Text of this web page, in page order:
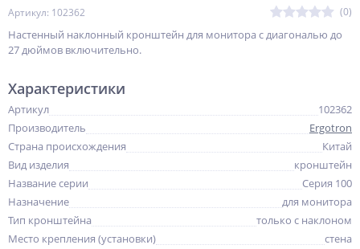
Артикул: 102362 (0)
Настенный наклонный кронштейн для монитора с диагональю до
27 дюймов включительно.
Характеристики
Артикул
102362
Производитель
Ergotron
Страна происхождения
Китай
Вид изделия
кронштейн
Название серии
Серия 100
Назначение
для монитора
Тип кронштейна
только с наклоном
Место крепления (установки)
стена